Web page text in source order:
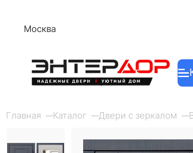
Москва
Главная Каталог Двери с зеркалом